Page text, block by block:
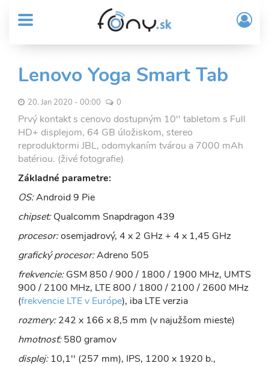
obsah
MENU
Sub
Header
menu
User
account
menu
/
Lenovo Yoga Smart Tab
20. Jan 2020 - 00:00 0
Prvý kontakt s cenovo dostupným 10'' tabletom s Full
HD+ displejom, 64 GB úložiskom, stereo
reproduktormi JBL, odomykaním tvárou a 7000 mAh
batériou. (živé fotografie)
Základné parametre:
OS:Android 9 Pie
chipset:Qualcomm Snapdragon 439
procesor:osemjadrový, 4 x 2 GHz + 4 x 1,45 GHz
grafický procesor:Adreno 505
frekvencie:GSM 850 / 900 / 1800 / 1900 MHz, UMTS
900 / 2100 MHz, LTE 800 / 1800 / 2100 / 2600 MHz
(frekvencie LTE v Európe), iba LTE verzia
rozmery:242 x 166 x 8,5 mm (v najužšom mieste)
hmotnosť:580 gramov
displej:10,1'' (257 mm), IPS, 1200 x 1920 b.,